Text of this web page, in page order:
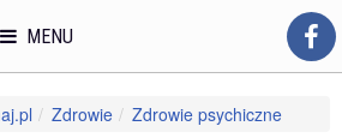
Zdrowie
Zdrowie psychiczne
MENU